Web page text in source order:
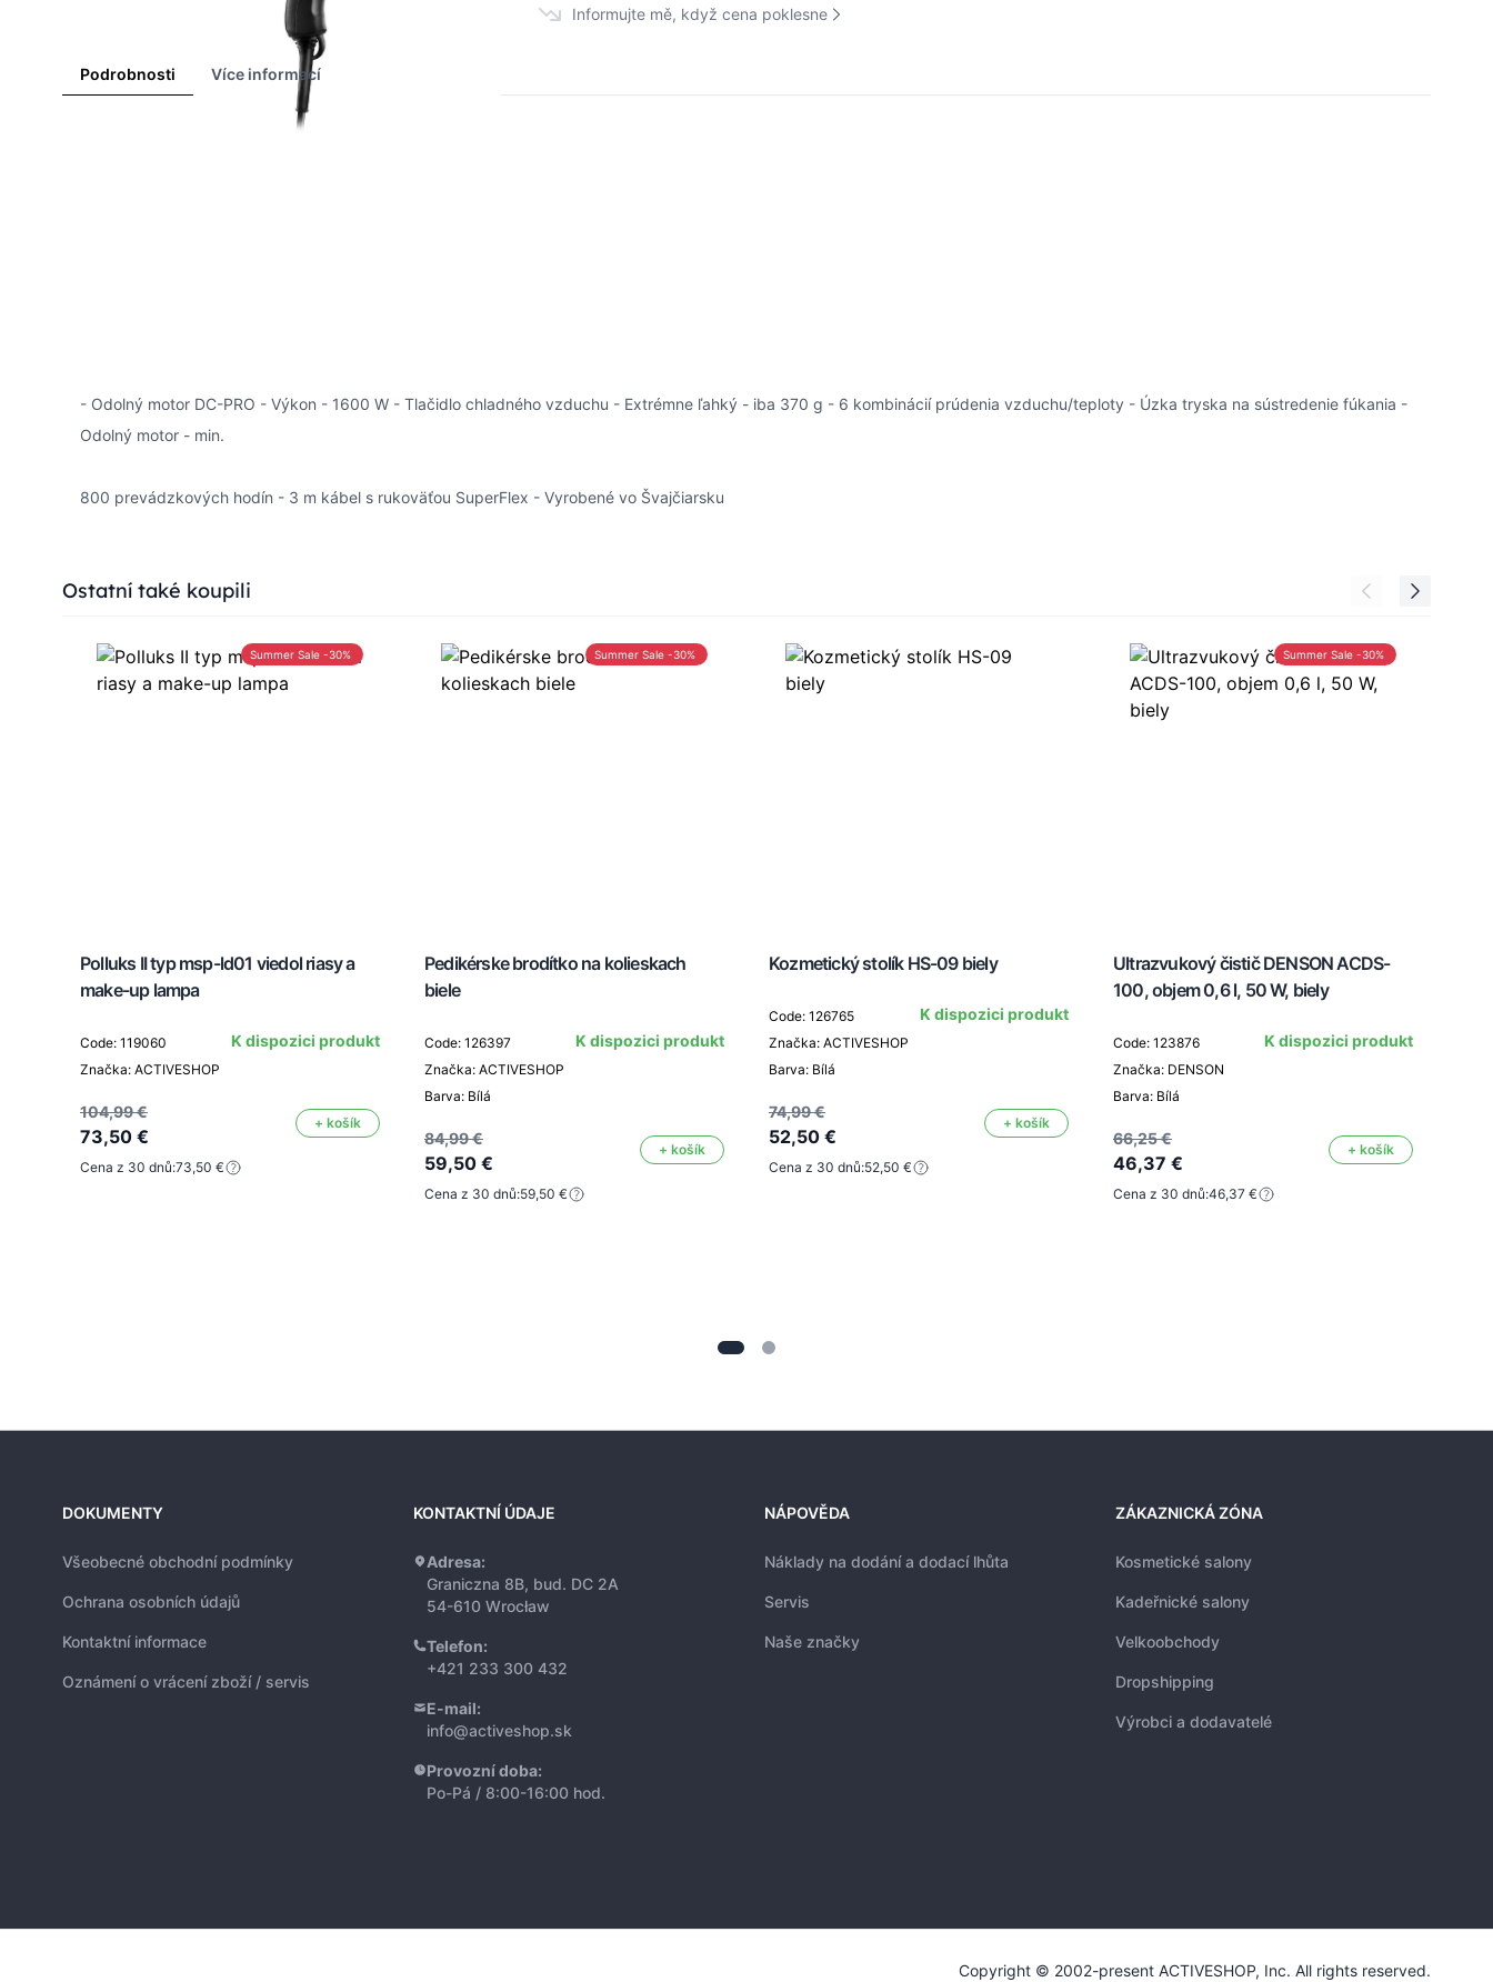
Informujte mě, když cena poklesne
Podrobnosti Více informací
- Odolný motor DC-PRO - Výkon - 1600 W - Tlačidlo chladného vzduchu - Extrémne ľahký - iba 370 g - 6 kombinácií prúdenia vzduchu/teploty - Úzka tryska na sústredenie fúkania -
Odolný motor - min.
800 prevádzkových hodín - 3 m kábel s rukoväťou SuperFlex - Vyrobené vo Švajčiarsku
Press to skip carousel
Ostatní také koupili
Summer Sale -30%
Polluks II typ msp-ld01 viedol riasy a
make-up lampa
Code: 119060
Značka: ACTIVESHOP
K dispozici produkt
104,99 €
73,50 €
+ košík
Cena z 30 dnů:73,50 €
Summer Sale -30%
Pedikérske brodítko na kolieskach
biele
Code: 126397
Značka: ACTIVESHOP
Barva: Bílá
K dispozici produkt
84,99 €
59,50 €
+ košík
Cena z 30 dnů:59,50 €
Kozmetický stolík HS-09 biely
Code: 126765
Značka: ACTIVESHOP
Barva: Bílá
K dispozici produkt
74,99 €
52,50 €
+ košík
Cena z 30 dnů:52,50 €
Summer Sale -30%
Ultrazvukový čistič DENSON ACDS-
100, objem 0,6 l, 50 W, biely
Code: 123876
Značka: DENSON
Barva: Bílá
K dispozici produkt
66,25 €
46,37 €
+ košík
Cena z 30 dnů:46,37 €
DOKUMENTY
Všeobecné obchodní podmínky
Ochrana osobních údajů
Kontaktní informace
Oznámení o vrácení zboží / servis
KONTAKTNÍ ÚDAJE
Adresa:
Graniczna 8B, bud. DC 2A
54-610 Wrocław
Telefon:
+421 233 300 432
E-mail:
info@activeshop.sk
Provozní doba:
Po-Pá / 8:00-16:00 hod.
NÁPOVĚDA
Náklady na dodání a dodací lhůta
Servis
Naše značky
ZÁKAZNICKÁ ZÓNA
Kosmetické salony
Kadeřnické salony
Velkoobchody
Dropshipping
Výrobci a dodavatelé
Copyright © 2002-present ACTIVESHOP, Inc. All rights reserved.